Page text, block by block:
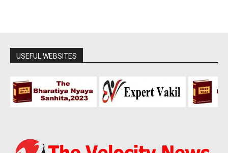
USEFUL WEBSITES